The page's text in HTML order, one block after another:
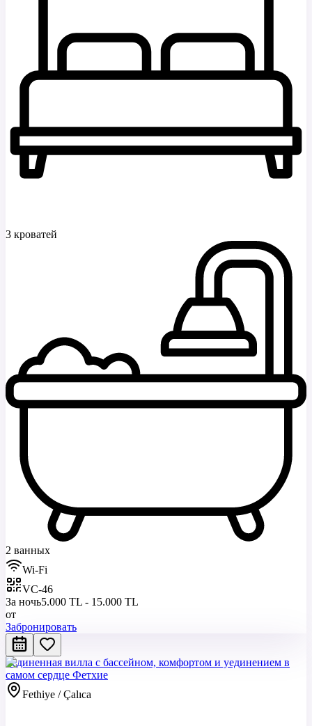
3 кроватей
2 ванных
Wi-Fi
VC-46
За ночь5.000 TL - 15.000 TL
от
Забронировать
Уединенная вилла с бассейном, комфортом и уединением в
самом сердце Фетхие
Fethiye / Çalıca